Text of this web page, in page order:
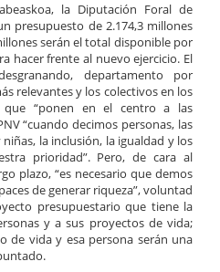
la Diputación Foral de
presupuesto de 2.174,3 millones
serán el total disponible por
hacer frente al nuevo ejercicio. El
departamento por
relevantes y los colectivos en los
que “ponen en el centro a las
“cuando decimos personas, las
la inclusión, la igualdad y los
prioridad”. Pero, de cara al
plazo, “es necesario que demos
de generar riqueza”, voluntad
presupuestario que tiene la
y a sus proyectos de vida;
de vida y esa persona serán una